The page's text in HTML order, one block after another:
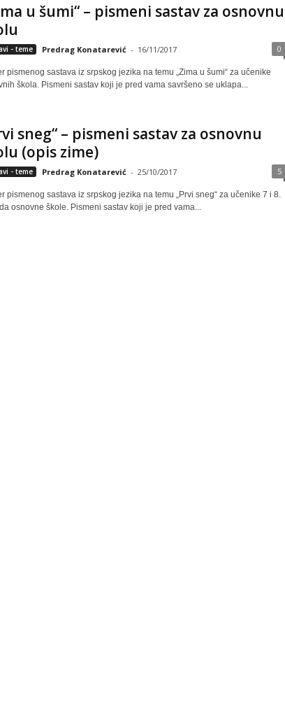
u šumi“ – pismeni sastav za osnovnu
- teme Predrag Konatarević - 16/11/2017 0
pismenog sastava iz srpskog jezika na temu „Zima u šumi“ za učenike
škola. Pismeni sastav koji je pred vama savršeno se uklapa...
sneg“ – pismeni sastav za osnovnu
(opis zime)
- teme Predrag Konatarević - 25/10/2017 5
pismenog sastava iz srpskog jezika na temu „Prvi sneg“ za učenike 7 i 8.
osnovne škole. Pismeni sastav koji je pred vama...